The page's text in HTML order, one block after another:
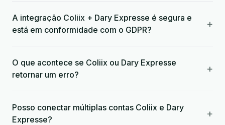
A integração Coliix + Dary Expresse é segura e
está em conformidade com o GDPR?
+
O que acontece se Coliix ou Dary Expresse
retornar um erro?
+
Posso conectar múltiplas contas Coliix e Dary
Expresse?
+